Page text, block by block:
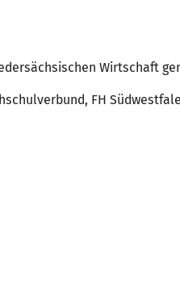
Wirtschaft
FH